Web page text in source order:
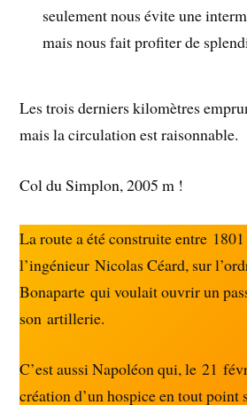
seulement nous évite une
mais nous fait profiter de
Les trois derniers kilomètres
mais la circulation est raisonnable.
Col du Simplon, 2005 m !
La route a été construite entre
l’ingénieur Nicolas Céard, sur
Bonaparte qui voulait ouvrir un
son artillerie.
C’est aussi Napoléon qui, le 21
création d’un hospice en tout point